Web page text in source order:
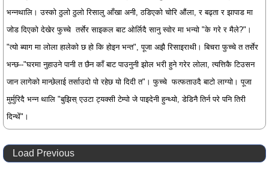
भन्नथालि। उस्को ठुलो ठुलो रिसालु आँखा अनी, ठडिएको चोरि औंला, र बढ्ता र झापाड मा
जोड दिएको देखेर फुच्चे तर्सेर साइकल बाट ओर्लिदै सानु स्वोर मा भन्यो "के गरे र मैले?"।
"त्यो ब्याग मा लोला हालेको छ हो कि होइन भन्त", पूजा अझै रिसाइराथी। बिचरा फुच्चे त तर्सेर
भन्छ--"घरमा नुहाउने पानी त छैन काँ बाट पाउनुनी झोल भरी हुने गरेर लोला, त्यत्तिकै टिउसन
जान लागेको मान्छेलाई तर्साउदो पो रहेछ यो दिदी त"। फुच्चे फत्फताउदै बाटो लाग्यो। पूजा
मुर्मुरिदै भन्न थालि "बुझिस् एउटा ट्यक्सी टेम्पो जे पाइदेनी हुन्थ्यो, डेडिनै तिर्न परे पनि तिरी
दिन्थें"।
Load Previous